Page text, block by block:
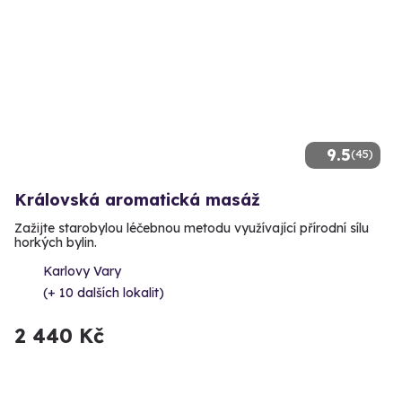
9.5(45)
Královská aromatická masáž
Zažijte starobylou léčebnou metodu využívající přírodní sílu
horkých bylin.
Karlovy Vary
(+ 10 dalších lokalit)
2 440 Kč